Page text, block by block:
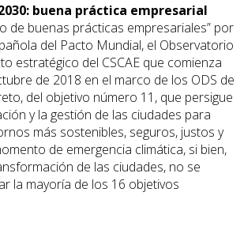
buena práctica empresarial
de buenas prácticas empresariales” por
del Pacto Mundial, el Observatorio
estratégico del CSCAE que comienza
de 2018 en el marco de los ODS de
del objetivo número 11, que persigue
y la gestión de las ciudades para
más sostenibles, seguros, justos y
de emergencia climática, si bien,
de las ciudades, no se
la mayoría de los 16 objetivos